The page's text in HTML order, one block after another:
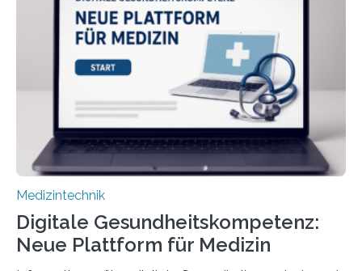
dafür eine technische Schnittstelle, über die
physiologische Daten in Echtzeit an das Sprachmodell
übermittelt werden können. Die Künstliche Intelligenz
kann dadurch auch die Sprache des Körpers
einbeziehen, auf die Menschen keinen bewussten
Einfluss nehmen. Das eröffnet…
Medizintechnik
Digitale Gesundheitskompetenz:
Neue Plattform für Medizin